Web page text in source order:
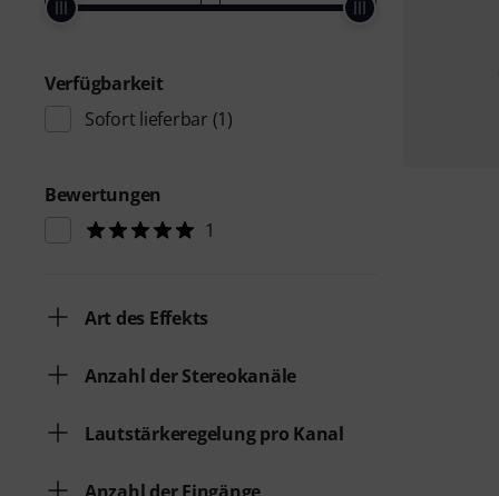
Verfügbarkeit
Sofort lieferbar (1)
Bewertungen
1
Art des Effekts
Anzahl der Stereokanäle
Lautstärkeregelung pro Kanal